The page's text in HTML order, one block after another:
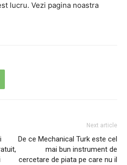
lucru. Vezi pagina noastra
Next article
De ce Mechanical Turk este cel
mai bun instrument de
cercetare de piata pe care nu il